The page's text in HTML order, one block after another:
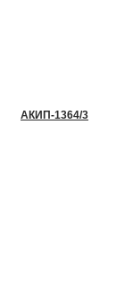
АКИП-1364/3